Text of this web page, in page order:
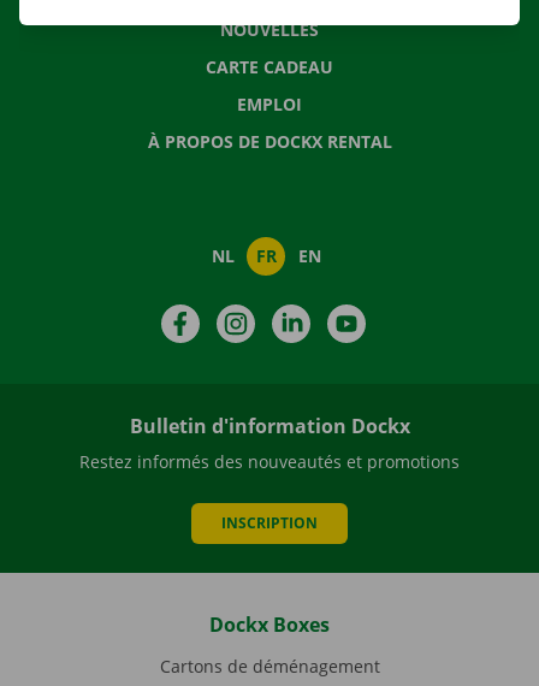
NOUVELLES
CARTE CADEAU
EMPLOI
À PROPOS DE DOCKX RENTAL
NL FR EN
FacebookInstagramLinkedIn
Bulletin d'information Dockx
Restez informés des nouveautés et promotions
INSCRIPTION
Dockx Boxes
Cartons de déménagement